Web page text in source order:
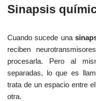
Sinapsis
Cuando sucede una
reciben
procesarla. Pero al
separadas, lo que es
trata de un espacio entre
otra.